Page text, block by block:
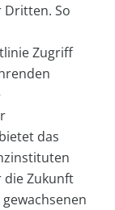
Dritten. So
Zugriff
das
die Zukunft